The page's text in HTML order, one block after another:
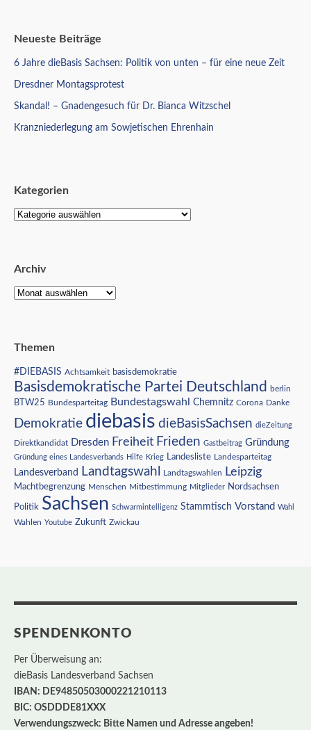
Neueste Beiträge
6 Jahre dieBasis Sachsen: Politik von unten – für eine neue Zeit
Dresdner Montagsprotest
Skandal! – Gnadengesuch für Dr. Bianca Witzschel
Kranzniederlegung am Sowjetischen Ehrenhain
Kategorien
Archiv
Themen
#DIEBASIS Achtsamkeit basisdemokratie
Basisdemokratische Partei Deutschland berlin
BTW25 Bundesparteitag Bundestagswahl Chemnitz Corona Danke
Demokratie diebasis dieBasisSachsen dieZeitung
Direktkandidat Dresden Freiheit Frieden Gastbeitrag Gründung
Gründung eines Landesverbands Hilfe Krieg Landesliste Landesparteitag
Landesverband Landtagswahl Landtagswahlen Leipzig
Machtbegrenzung Menschen Mitbestimmung Mitglieder Nordsachsen
Politik Sachsen Schwarmintelligenz Stammtisch Vorstand Wahl
Wahlen Youtube Zukunft Zwickau
SPENDENKONTO
Per Überweisung an:
dieBasis Landesverband Sachsen
IBAN: DE94850503000221210113
BIC: OSDDDE81XXX
Verwendungszweck: Bitte Namen und Adresse angeben!